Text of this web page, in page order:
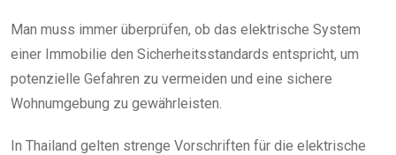
Man muss immer überprüfen, ob das elektrische System
einer Immobilie den Sicherheitsstandards entspricht, um
potenzielle Gefahren zu vermeiden und eine sichere
Wohnumgebung zu gewährleisten.
In Thailand gelten strenge Vorschriften für die elektrische